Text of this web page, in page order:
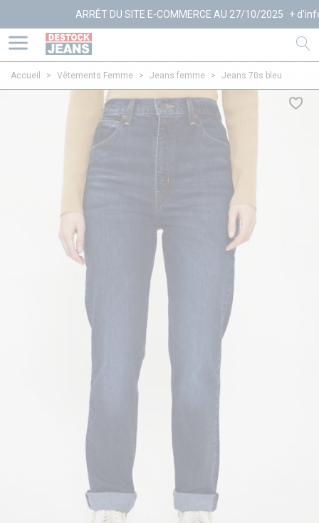
ARRÊT DU SITE E-COMMERCE AU 27/10/2025 + d'infos
Accueil > Vêtements Femme > Jeans femme > Jeans 70s bleu